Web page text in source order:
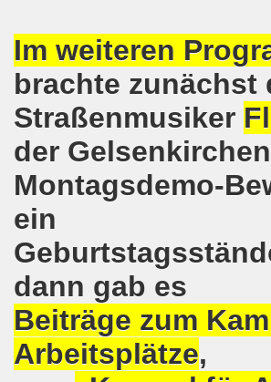
Im weiteren
brachte zunächst
Straßenmusiker
der
Montagsdemo-
ein
dann gab es
Beiträge zum
Arbeitsplätze,
mit heißen Brennpunkten
zur Demonstration "Efrin wird
protestiert und demonstriert
Bewegung begrüßt am 05.03.2018
Bewegung solidarisch am
Bewegung diskutiert am
Bewegung in Gelsenkirchen am
Bewegung am 05.02.2018
die türkische Invasion in Afrin -